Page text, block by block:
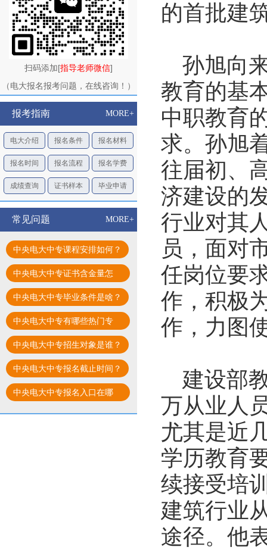
扫码添加[指导老师微信]
（电大报名报考问题，在线咨询！）
报考指南 MORE+
电大介绍 报名条件 报名材料
报名时间 报名流程 报名学费
成绩查询 证书样本 毕业申请
常见问题 MORE+
中央电大中专课程安排如何？
中央电大中专证书含金量怎
样？
中央电大中专毕业条件是啥？
中央电大中专有哪些热门专
业？
中央电大中专招生对象是谁？
中央电大中专报名截止时间？
中央电大中专报名入口在哪
的首批建
孙旭向
教育的基
中职教育
求。孙旭
往届初、
济建设的
行业对其
员，面对
任岗位要
作，积极
作，力图
建设部
万从业人
尤其是近
学历教育
续接受培
建筑行业
途径。他